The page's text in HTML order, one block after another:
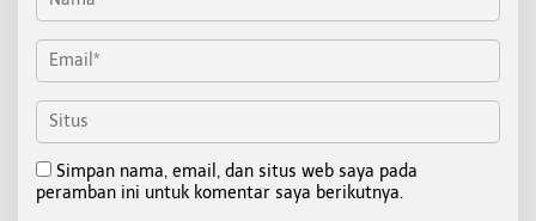
Simpan nama, email, dan situs web saya pada
peramban ini untuk komentar saya berikutnya.